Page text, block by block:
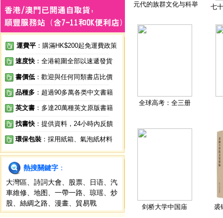
運費平 ：購滿HK$200起免運費政策
速度快 ：全港範圍全部以速遞發貨
書價低 ：歡迎與任何同類書店比價
品種多 ：超過90多萬各类中文書籍
英文書 ：多達20萬種英文原版書籍
找書快 ：提供資料，24小時內反饋
環保包裝 ：採用紙箱、氣泡紙材料
熱搜關鍵字 ：
大灣區
詩詞大會 股票 日语
汽
車維修
地图 一帶一路 琼瑶
炒
股
絲綢之路 漫畫 貿易戰
元代的族群文化与科举 七
全球高考：全三册
剑桥大学中国庙 裘